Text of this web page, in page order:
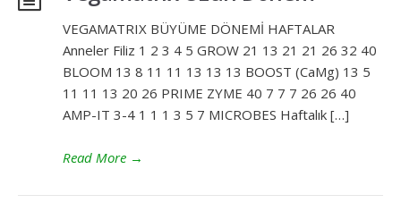
VEGAMATRIX BÜYÜME DÖNEMİ HAFTALAR
Anneler Filiz 1 2 3 4 5 GROW 21 13 21 21 26 32 40
BLOOM 13 8 11 11 13 13 13 BOOST (CaMg) 13 5
11 11 13 20 26 PRIME ZYME 40 7 7 7 26 26 40
AMP-IT 3-4 1 1 1 3 5 7 MICROBES Haftalık […]
Read More →